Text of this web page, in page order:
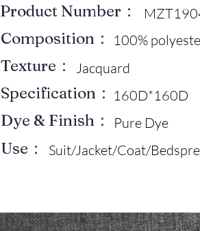
Product Number：
Composition： 100%
Texture： Jacquard
Specification： 160D*160D
Dye & Finish： Pure Dye
Use： Suit/Jacket/Coat/